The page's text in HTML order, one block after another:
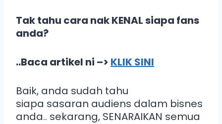
Tak tahu cara nak KENAL siapa fans
anda?
..Baca artikel ni –> KLIK SINI
Baik, anda sudah tahu
siapa sasaran audiens dalam bisnes
anda.. sekarang, SENARAIKAN semua